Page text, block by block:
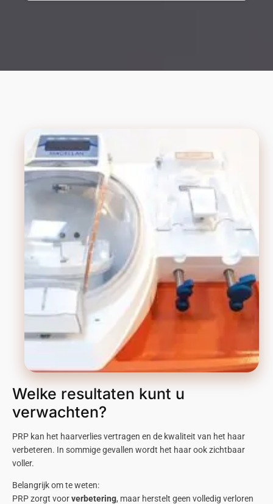
Welke resultaten kunt u
verwachten?
PRP kan het haarverlies vertragen en de kwaliteit van het haar
verbeteren. In sommige gevallen wordt het haar ook zichtbaar
voller.
Belangrijk om te weten:
PRP zorgt voorverbetering, maar herstelt geen volledig verloren